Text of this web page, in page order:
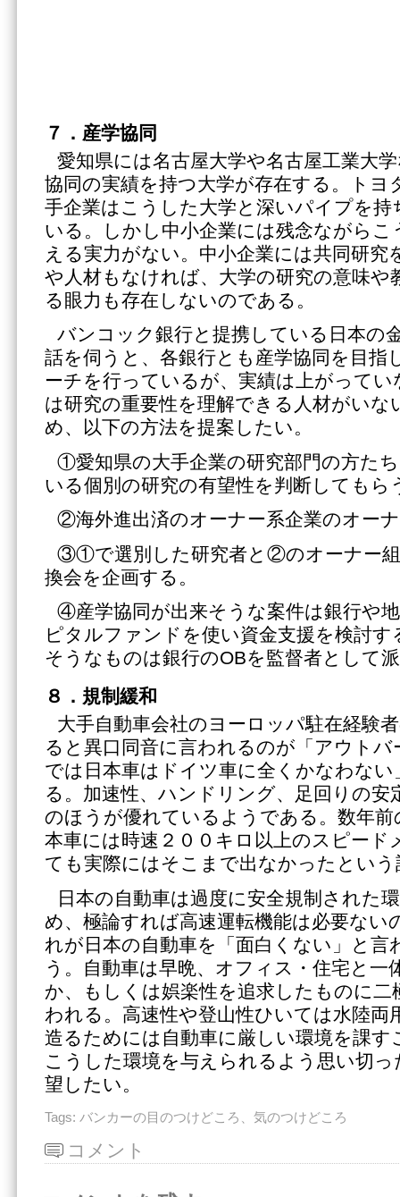
７．産学協同
愛知県には名古屋大学や名古屋工業大
協同の実績を持つ大学が存在する。トヨ
手企業はこうした大学と深いパイプを持
いる。しかし中小企業には残念ながらこ
える実力がない。中小企業には共同研究
や人材もなければ、大学の研究の意味や
る眼力も存在しないのである。
バンコック銀行と提携している日本の
話を伺うと、各銀行とも産学協同を目指
ーチを行っているが、実績は上がってい
は研究の重要性を理解できる人材がい
め、以下の方法を提案したい。
①愛知県の大手企業の研究部門の方た
いる個別の研究の有望性を判断してもら
②海外進出済のオーナー系企業のオー
③①で選別した研究者と②のオーナー組
換会を企画する。
④産学協同が出来そうな案件は銀行や
ピタルファンドを使い資金支援を検討す
そうなものは銀行のOBを監督者として
８．規制緩和
大手自動車会社のヨーロッパ駐在経験
ると異口同音に言われるのが「アウトバ
では日本車はドイツ車に全くかなわな
る。加速性、ハンドリング、足回りの安
のほうが優れているようである。数年
本車には時速２００キロ以上のスピード
ても実際にはそこまで出なかったとい
日本の自動車は過度に安全規制された
め、極論すれば高速運転機能は必要ない
れが日本の自動車を「面白くない」と言
う。自動車は早晩、オフィス・住宅と一
か、もしくは娯楽性を追求したものに二
われる。高速性や登山性ひいては水陸両
造るためには自動車に厳しい環境を課す
こうした環境を与えられるよう思い切っ
望したい。
Tags: バンカーの目のつけどころ、気のつけどころ
コメント